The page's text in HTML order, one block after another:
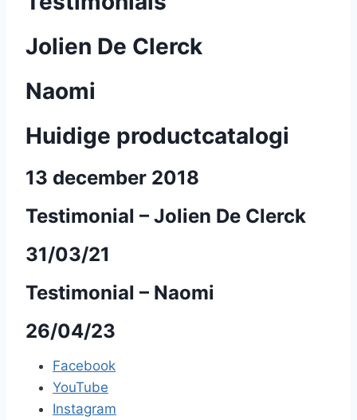
Jolien De Clerck
Naomi
Huidige productcatalogi
13 december 2018
Testimonial – Jolien De Clerck
31/03/21
Testimonial – Naomi
26/04/23
Facebook
YouTube
Instagram